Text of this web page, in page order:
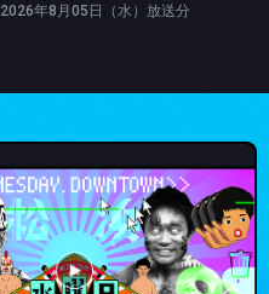
2026年8月05日（水）放送分